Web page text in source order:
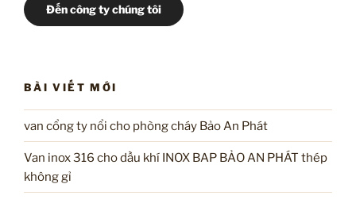
Đến công ty chúng tôi
BÀI VIẾT MỚI
van cổng ty nổi cho phòng cháy Bảo An Phát
Van inox 316 cho dầu khí INOX BAP BẢO AN PHÁT thép
không gỉ